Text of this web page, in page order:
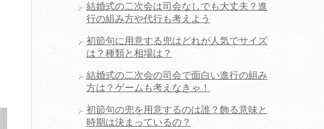
結婚式の二次会は司会なしでも大丈夫？進
行の組み方や代行も考えよう
初節句に用意する兜はどれが人気でサイズ
は？種類と相場は？
結婚式の二次会の司会で面白い進行の組み
方は？ゲームも考えなきゃ！
初節句の兜を用意するのは誰？飾る意味と
時期は決まっているの？